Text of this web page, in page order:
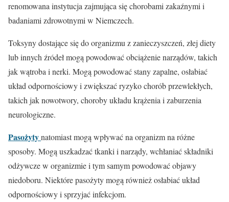
renomowana instytucja zajmująca się chorobami zakaźnymi i
badaniami zdrowotnymi w Niemczech.
Toksyny dostające się do organizmu z zanieczyszczeń, złej diety
lub innych źródeł mogą powodować obciążenie narządów, takich
jak wątroba i nerki. Mogą powodować stany zapalne, osłabiać
układ odpornościowy i zwiększać ryzyko chorób przewlekłych,
takich jak nowotwory, choroby układu krążenia i zaburzenia
neurologiczne.
Pasożytynatomiast mogą wpływać na organizm na różne
sposoby. Mogą uszkadzać tkanki i narządy, wchłaniać składniki
odżywcze w organizmie i tym samym powodować objawy
niedoboru. Niektóre pasożyty mogą również osłabiać układ
odpornościowy i sprzyjać infekcjom.